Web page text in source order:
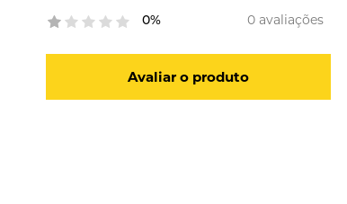
0% 0 avaliações
Avaliar o produto